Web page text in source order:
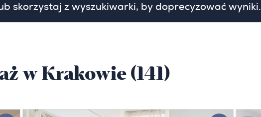
skorzystaj z wyszukiwarki, by doprecyzować wyniki.
w Krakowie (141)